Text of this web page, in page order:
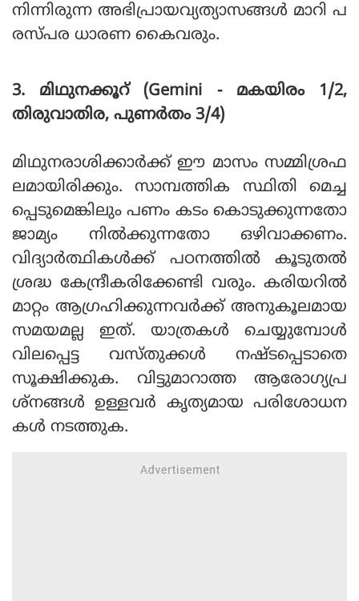
നിന്നിരുന്ന അഭിപ്രായവ്യത്യാസങ്ങള്‍ മാറി പ
രസ്പര ധാരണ കൈവരും.
3. മിഥുനക്കൂറ് (Gemini - മകയിരം 1/2,
തിരുവാതിര, പുണര്‍തം 3/4)
മിഥുനരാശിക്കാര്‍ക്ക് ഈ മാസം സമ്മിശ്രഫ
ലമായിരിക്കും. സാമ്പത്തിക സ്ഥിതി മെച്ച
പ്പെടുമെങ്കിലും പണം കടം കൊടുക്കുന്നതോ
ജാമ്യം നില്‍ക്കുന്നതോ ഒഴിവാക്കണം.
വിദ്യാര്‍ത്ഥികള്‍ക്ക് പഠനത്തില്‍ കൂടുതല്‍
ശ്രദ്ധ കേന്ദ്രീകരിക്കേണ്ടി വരും. കരിയറില്‍
മാറ്റം ആഗ്രഹിക്കുന്നവര്‍ക്ക് അനുകൂലമായ
സമയമല്ല ഇത്. യാത്രകള്‍ ചെയ്യുമ്പോള്‍
വിലപ്പെട്ട വസ്തുക്കള്‍ നഷ്ടപ്പെടാതെ
സൂക്ഷിക്കുക. വിട്ടുമാറാത്ത ആരോഗ്യപ്ര
ശ്‌നങ്ങള്‍ ഉള്ളവര്‍ കൃത്യമായ പരിശോധന
കള്‍ നടത്തുക.